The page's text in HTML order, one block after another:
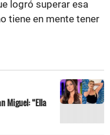
logró superar esa
tiene en mente tener
Miguel: “Ella